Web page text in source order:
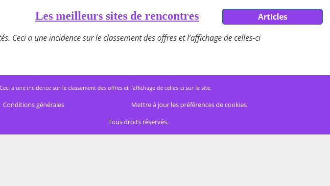
Les meilleurs sites de rencontres
Articles
Ceci a une incidence sur le classement des offres et l’affichage de celles-ci
a une incidence sur le classement des offres et l’affichage de celles-ci sur le site.
Conditions générales
Mettre à jour les préférences de cookies
Tous droits réservés.